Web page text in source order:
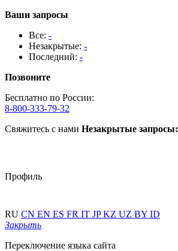
Ваши запросы
Все: -
Незакрытые: -
Последний: -
Позвоните
Бесплатно по России:
8-800-333-79-32
Свяжитесь с нами Незакрытые запросы:
Профиль
RU CN EN ES FR IT JPKZ UZ BY ID
Закрыть
Переключение языка сайта